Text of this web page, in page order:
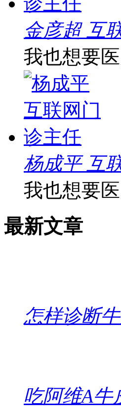
金彦超 互
我也想要
杨成平 互
我也想要
最新文章
怎样诊断
吃阿维A